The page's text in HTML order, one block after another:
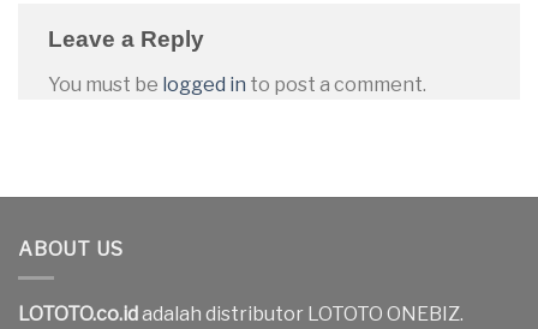
Leave a Reply
You must be logged in to post a comment.
ABOUT US
LOTOTO.co.id adalah distributor LOTOTO ONEBIZ.